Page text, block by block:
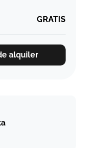
GRATIS
alquiler